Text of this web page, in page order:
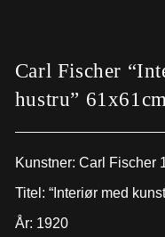
Carl Fischer
hustru”
Kunstner: Carl Fischer
Titel: “Interiør med
År: 1920